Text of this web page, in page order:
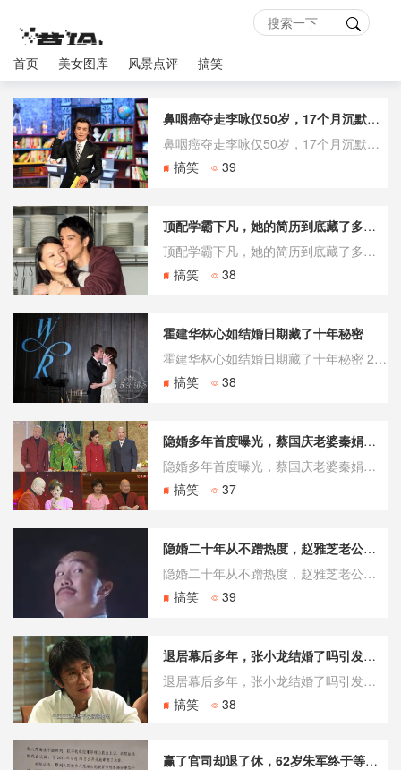
首页 美女图库 风景点评 搞笑
鼻咽癌夺走李咏仅50岁，17个月沉默抗争后“永失我爱”
鼻咽癌夺走李咏仅50岁，17个月沉默抗争后“永失我爱” 2018年10月29日上午9时31分，哈文在微博发布了一条只有30余字的讣告：“在美国，经过17个月的抗癌治疗，2018年10月25日凌晨5点20分，永失我爱……”消息一出，全网瞬间刷屏。一位家喻户晓的央视主持人，从确诊到离世，公众竟浑然不知
搞笑
39
顶配学霸下凡，她的简历到底藏了多少反差？
顶配学霸下凡，她的简历到底藏了多少反差？ 闪光的履历表 提起王力宏妻子李靓蕾，大众记忆往往停留在舆论风波的被动方，但若翻开她的原生履历，画风截然不同。她出生于显赫的家族背景，本科与研究生均就读于美国常春藤名校哥伦比亚大学，主修社会学与心理学。据公开资料显示，她在求学期间不仅学业优异，更拥有极高的
搞笑
38
霍建华林心如结婚日期藏了十年秘密
霍建华林心如结婚日期藏了十年秘密 2016年7月31日，巴厘岛宝格丽度假村，霍建华和林心如在那场被全网围观的婚礼上，一个笑靥如花，一个表情严肃。同一场婚礼，两个截然不同的表情，成了日后所有争议的起点。一张“黑脸”照被反复解读了九年，而真相直到今天才浮出水面。 这场婚礼到底藏着什么秘密？那张被骂了九
搞笑
38
隐婚多年首度曝光，蔡国庆老婆秦娟多大竟成最大悬念
隐婚多年首度曝光，蔡国庆老婆秦娟多大竟成最大悬念 隐匿八年的低调妻子 在娱乐圈名利交织的洪流中，蔡国庆以一首《三百六十五个祝福》火了数十年，但其家庭生活却长期处于被保护状态。直到近年带儿子庆庆参加综艺节目，他早已结婚生子的事实才彻底曝光。比起那些拼命立单身人设的男星，这种隐婚八年的反差感迅速成为
搞笑
37
隐婚二十年从不蹭热度，赵雅芝老公简历藏着多少演技派底气
隐婚二十年从不蹭热度，赵雅芝老公简历藏着多少演技派底气 戏骨履历曝光 提起赵雅芝，公众第一反应往往是“冻龄女神”或不朽的白娘子。但鲜少有人深究，在她身后低调陪伴多年的丈夫黄锦燊，究竟有着怎样的职业背景。一份赵雅芝老公简历在社交平台引发关注，网友惊讶发现，这位常被视作“保安”或“跟班”的男人，不仅
搞笑
39
退居幕后多年，张小龙结婚了吗引发无数猜测
退居幕后多年，张小龙结婚了吗引发无数猜测 低调掌门情感现状 关于张小龙结婚了吗的疑问，近年来在各类科技论坛频繁出现。事实上，据多家财经媒体公开报道，张小龙早已组建家庭，且极少在公开场合提及私人生活。这种将产品推向十亿级用户却把个人彻底隐藏的反差，成了他身上最独特的标签。大众对这位神秘大佬的好奇心
搞笑
38
赢了官司却退了休，62岁朱军终于等来弦子账号封禁